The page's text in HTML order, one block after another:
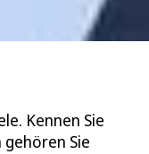
Kennen Sie
gehören Sie